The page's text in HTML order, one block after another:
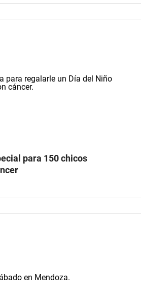
para 150 chicos